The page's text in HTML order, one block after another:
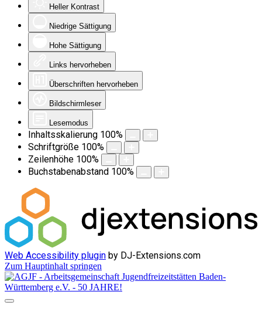
Heller Kontrast
Niedrige Sättigung
Hohe Sättigung
Links hervorheben
Überschriften hervorheben
Bildschirmleser
Lesemodus
Inhaltsskalierung 100%
Schriftgröße 100%
Zeilenhöhe 100%
Buchstabenabstand 100%
Web Accessibility plugin by DJ-Extensions.com
Zum Hauptinhalt springen